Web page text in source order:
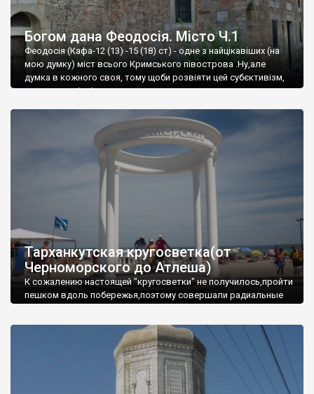
Богом дана Феодосія. Місто Ч.1
Феодосія (Кафа-12 (13) -15 (18) ст) - одне з найцікавіших (на
мою думку) міст всього Кримського півострова .Ну,але
думка в кожного своя, тому щоби розвіяти цей субєктивізм,
запрошую відвідати це
Тарханкутская кругосветка(от
Черноморского до Атлеша)
К сожалению настоящей "кругосветки" не получилось,пройти
пешком вдоль побережья,поэтому совершали радиальные